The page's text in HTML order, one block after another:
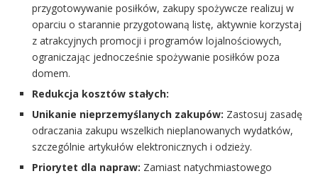
przygotowywanie posiłków, zakupy spożywcze realizuj w
oparciu o starannie przygotowaną listę, aktywnie korzystaj
z atrakcyjnych promocji i programów lojalnościowych,
ograniczając jednocześnie spożywanie posiłków poza
domem.
Redukcja kosztów stałych:
Unikanie nieprzemyślanych zakupów: Zastosuj zasadę
odraczania zakupu wszelkich nieplanowanych wydatków,
szczególnie artykułów elektronicznych i odzieży.
Priorytet dla napraw: Zamiast natychmiastowego